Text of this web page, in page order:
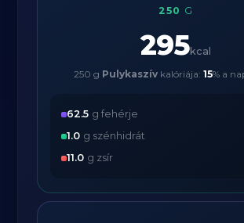
250 G
295kcal
250 g Pulykaszívkalóriája: 15% a
62.5 g fehérje
1.0 g szénhidrát
11.0 g zsír